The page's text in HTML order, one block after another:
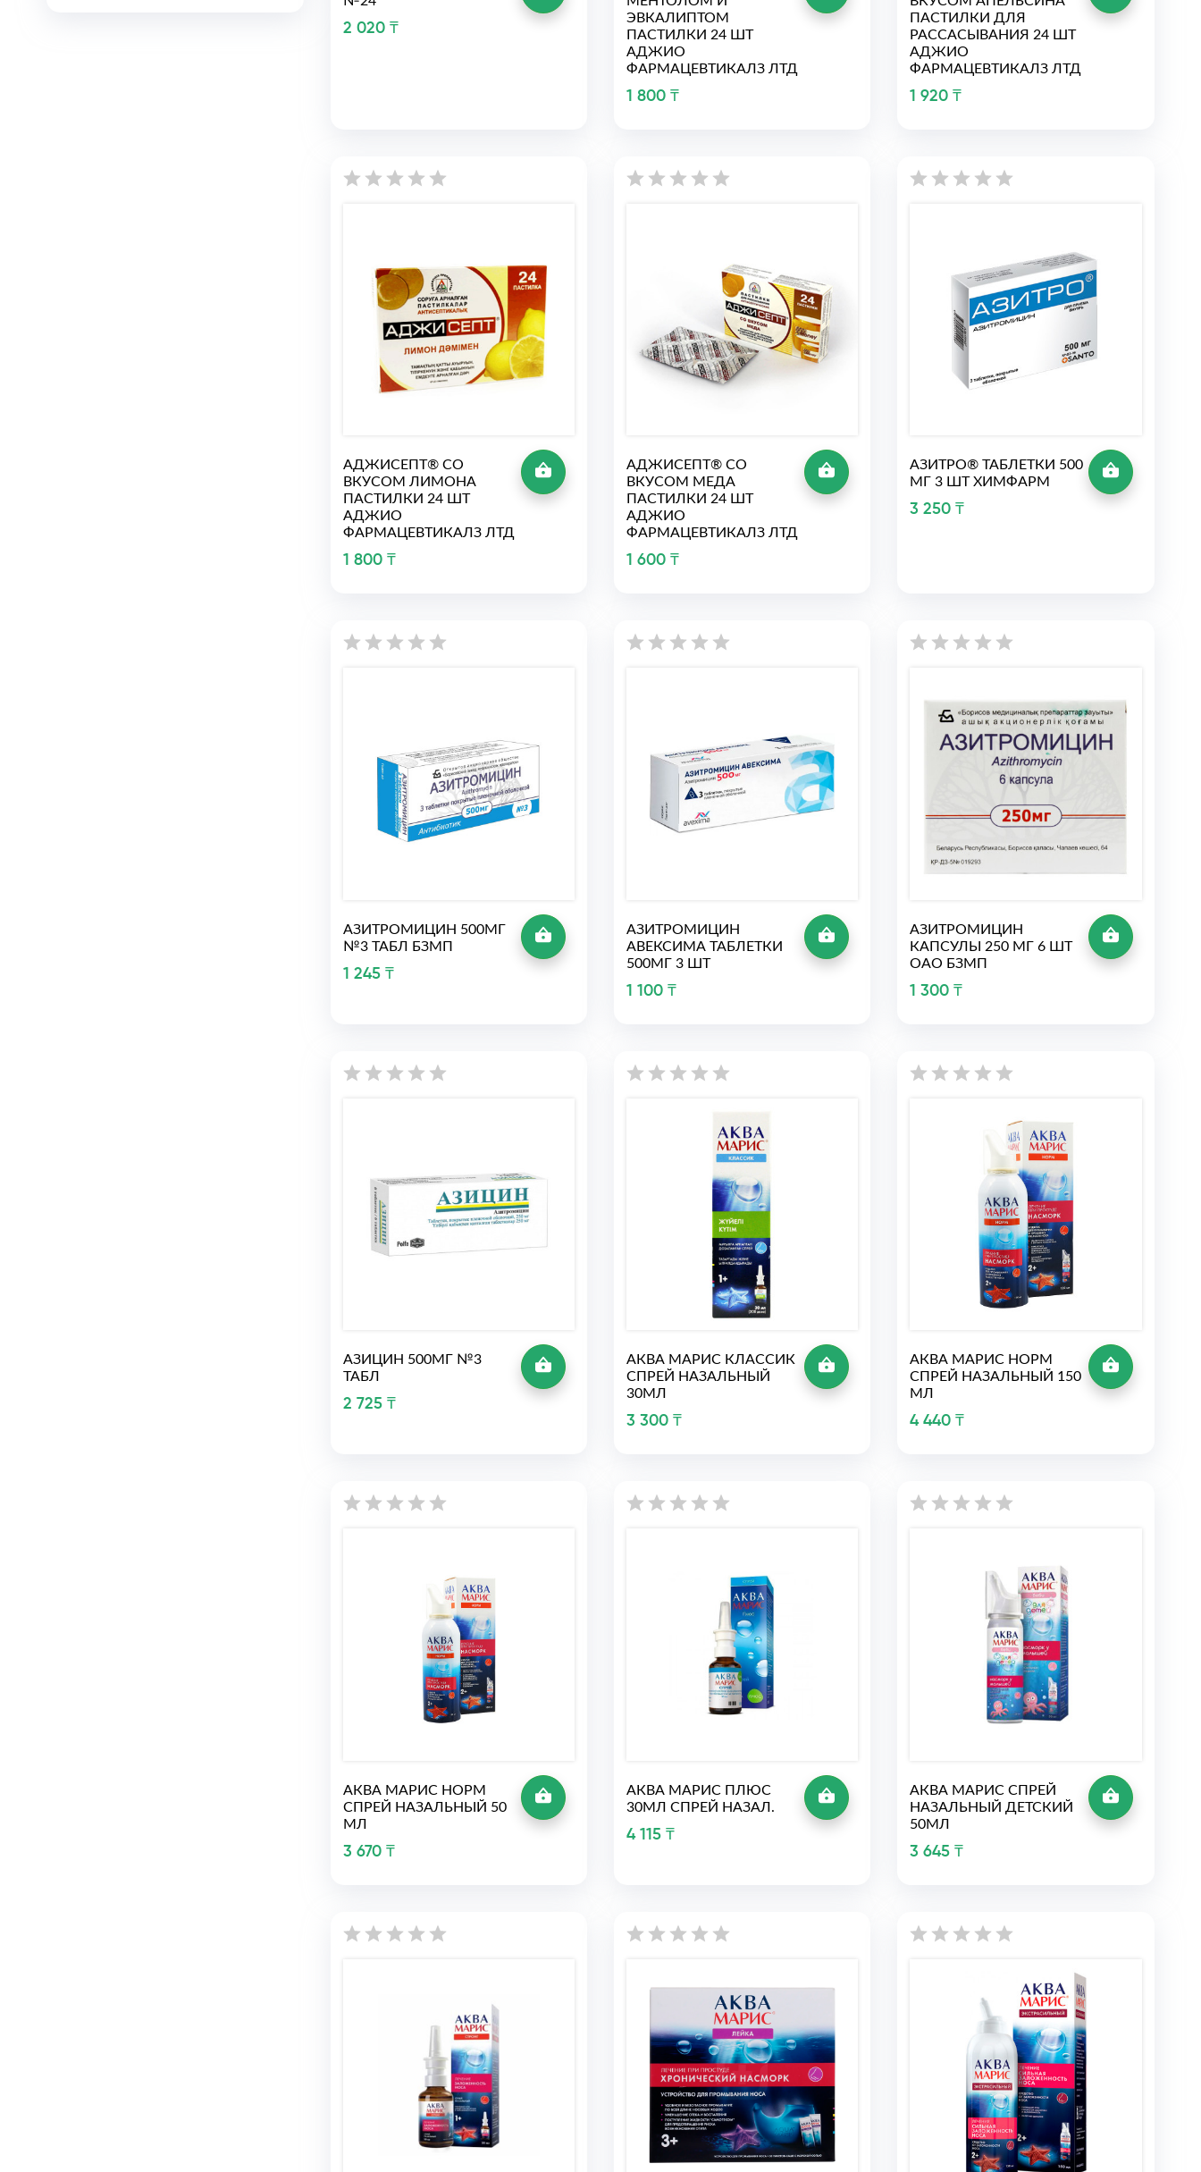
2 020 ₸
ЭВКАЛИПТОМ
ПАСТИЛКИ 24 ШТ
АДЖИО
ФАРМАЦЕВТИКАЛЗ ЛТД
1 800 ₸
ПАСТИЛКИ ДЛЯ
РАССАСЫВАНИЯ 24 ШТ
АДЖИО
ФАРМАЦЕВТИКАЛЗ ЛТД
1 920 ₸
АДЖИСЕПТ® СО
ВКУСОМ ЛИМОНА
ПАСТИЛКИ 24 ШТ
АДЖИО
ФАРМАЦЕВТИКАЛЗ ЛТД
1 800 ₸
АДЖИСЕПТ® СО
ВКУСОМ МЕДА
ПАСТИЛКИ 24 ШТ
АДЖИО
ФАРМАЦЕВТИКАЛЗ ЛТД
1 600 ₸
АЗИТРО® ТАБЛЕТКИ 500
МГ 3 ШТ ХИМФАРМ
3 250 ₸
АЗИТРОМИЦИН 500МГ
№3 ТАБЛ БЗМП
1 245 ₸
АЗИТРОМИЦИН
АВЕКСИМА ТАБЛЕТКИ
500МГ 3 ШТ
1 100 ₸
АЗИТРОМИЦИН
КАПСУЛЫ 250 МГ 6 ШТ
ОАО БЗМП
1 300 ₸
АЗИЦИН 500МГ №3
ТАБЛ
2 725 ₸
АКВА МАРИС КЛАССИК
СПРЕЙ НАЗАЛЬНЫЙ
30МЛ
3 300 ₸
АКВА МАРИС НОРМ
СПРЕЙ НАЗАЛЬНЫЙ 150
МЛ
4 440 ₸
АКВА МАРИС НОРМ
СПРЕЙ НАЗАЛЬНЫЙ 50
МЛ
3 670 ₸
АКВА МАРИС ПЛЮС
30МЛ СПРЕЙ НАЗАЛ.
4 115 ₸
АКВА МАРИС СПРЕЙ
НАЗАЛЬНЫЙ ДЕТСКИЙ
50МЛ
3 645 ₸